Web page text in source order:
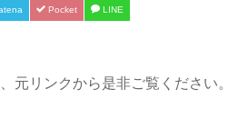
Pocket LINE
元リンクから是非ご覧ください。